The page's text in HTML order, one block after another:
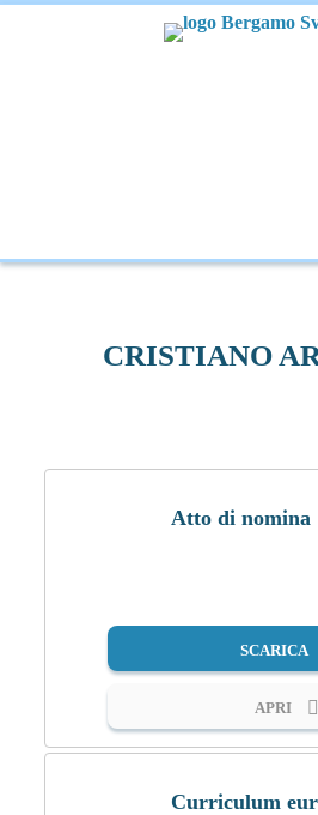
CRISTIANO
Atto di nomina
SCARICA
APRI
Curriculum